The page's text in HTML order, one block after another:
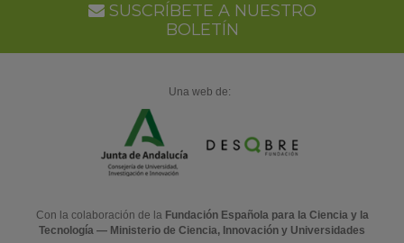
SUSCRÍBETE A NUESTRO
BOLETÍN
Una web de:
Con la colaboración de la Fundación Española para la Ciencia y la
Tecnología — Ministerio de Ciencia, Innovación y Universidades